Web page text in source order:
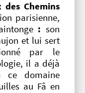
Chemins
parisienne,
:son
et lui sert
par le
il a déjà
ce domaine
au Fâ en